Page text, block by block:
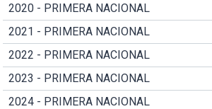
2020 - PRIMERA NACIONAL
2021 - PRIMERA NACIONAL
2022 - PRIMERA NACIONAL
2023 - PRIMERA NACIONAL
2024 - PRIMERA NACIONAL